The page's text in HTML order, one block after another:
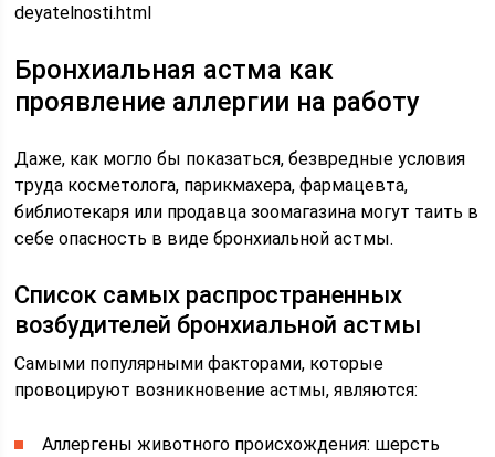
deyatelnosti.html
Бронхиальная астма как
проявление аллергии на работу
Даже, как могло бы показаться, безвредные условия
труда косметолога, парикмахера, фармацевта,
библиотекаря или продавца зоомагазина могут таить в
себе опасность в виде бронхиальной астмы.
Список самых распространенных
возбудителей бронхиальной астмы
Самыми популярными факторами, которые
провоцируют возникновение астмы, являются:
Аллергены животного происхождения: шерсть